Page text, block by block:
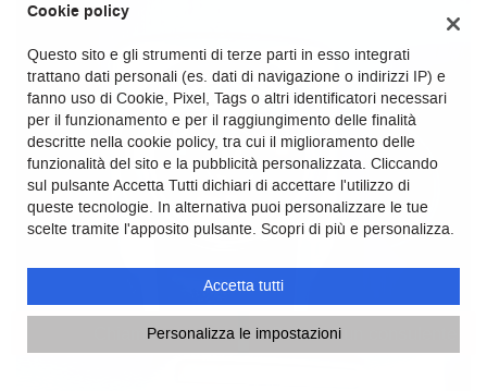
Chiama Contatta un consulente
Cookie policy
Questo sito e gli strumenti di terze parti in esso integrati
trattano dati personali (es. dati di navigazione o indirizzi IP) e
fanno uso di Cookie, Pixel, Tags o altri identificatori necessari
per il funzionamento e per il raggiungimento delle finalità
descritte nella cookie policy, tra cui il miglioramento delle
funzionalità del sito e la pubblicità personalizzata. Cliccando
sul pulsante Accetta Tutti dichiari di accettare l'utilizzo di
queste tecnologie. In alternativa puoi personalizzare le tue
scelte tramite l'apposito pulsante. Scopri di più e personalizza.
Accetta tutti
Personalizza le impostazioni